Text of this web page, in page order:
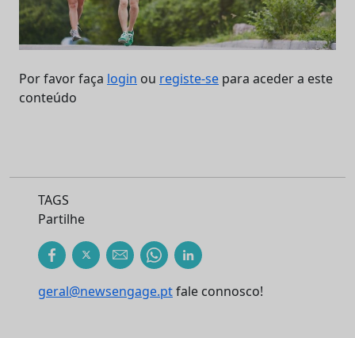
Por favor faça login ou registe-se para aceder a este
conteúdo
TAGS
Partilhe
geral@newsengage.ptfale connosco!